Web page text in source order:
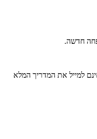
חדשה.
למייל את המדריך המלא